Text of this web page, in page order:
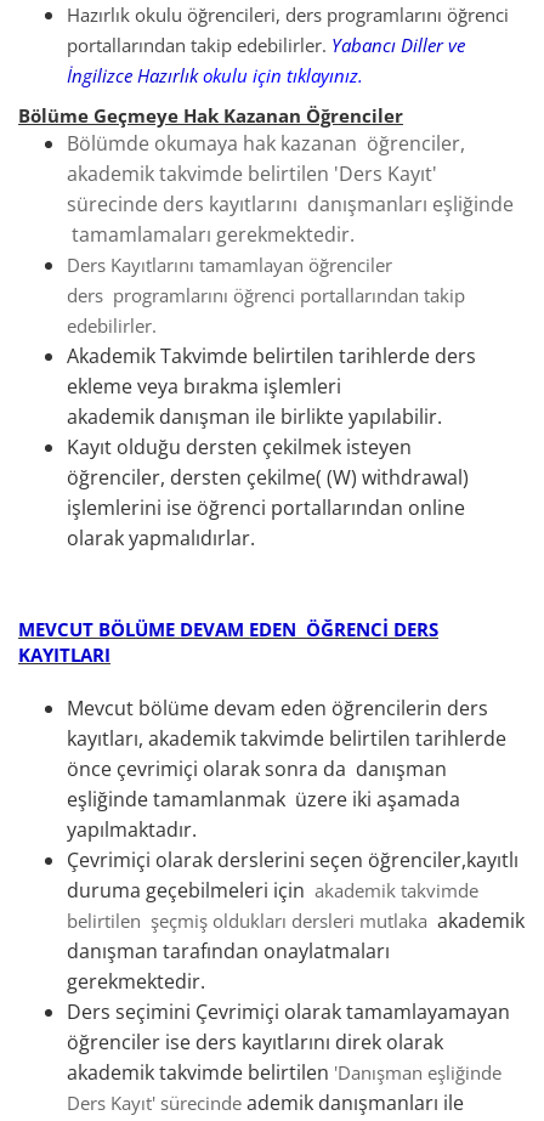
Hazırlık okulu öğrencileri, ders programlarını öğrenci
portallarından takip edebilirler. Yabancı Diller ve
İngilizce Hazırlıkokulu için tıklayınız.
Bölüme Geçmeye Hak Kazanan Öğrenciler
Bölümde okumaya hak kazanan öğrenciler,
akademik takvimde belirtilen 'Ders Kayıt'
sürecinde ders kayıtlarını danışmanları eşliğinde
tamamlamaları gerekmektedir.
Ders Kayıtlarını tamamlayan öğrenciler
ders programlarını öğrenci portallarından takip
edebilirler.
Akademik Takvimde belirtilen tarihlerde ders
ekleme veya bırakma işlemleri
akademik danışman ile birlikte yapılabilir.
Kayıt olduğu dersten çekilmek isteyen
öğrenciler, dersten çekilme( (W) withdrawal)
işlemlerini ise öğrenci portallarından online
olarak yapmalıdırlar.
MEVCUT BÖLÜME DEVAM EDEN ÖĞRENCİ DERS
KAYITLARI
Mevcut bölüme devam eden öğrencilerin ders
kayıtları, akademik takvimde belirtilen tarihlerde
önce çevrimiçi olarak sonra da danışman
eşliğinde tamamlanmak üzere iki aşamada
yapılmaktadır.
Çevrimiçi olarak derslerini seçen öğrenciler,kayıtlı
duruma geçebilmeleri için akademik takvimde
belirtilen şeçmiş oldukları dersleri mutlaka akademik
danışman tarafından onaylatmaları
gerekmektedir.
Ders seçimini Çevrimiçi olarak tamamlayamayan
öğrenciler ise ders kayıtlarını direk olarak
akademik takvimde belirtilen 'Danışman eşliğinde
Ders Kayıt' sürecinde ademik danışmanları ile